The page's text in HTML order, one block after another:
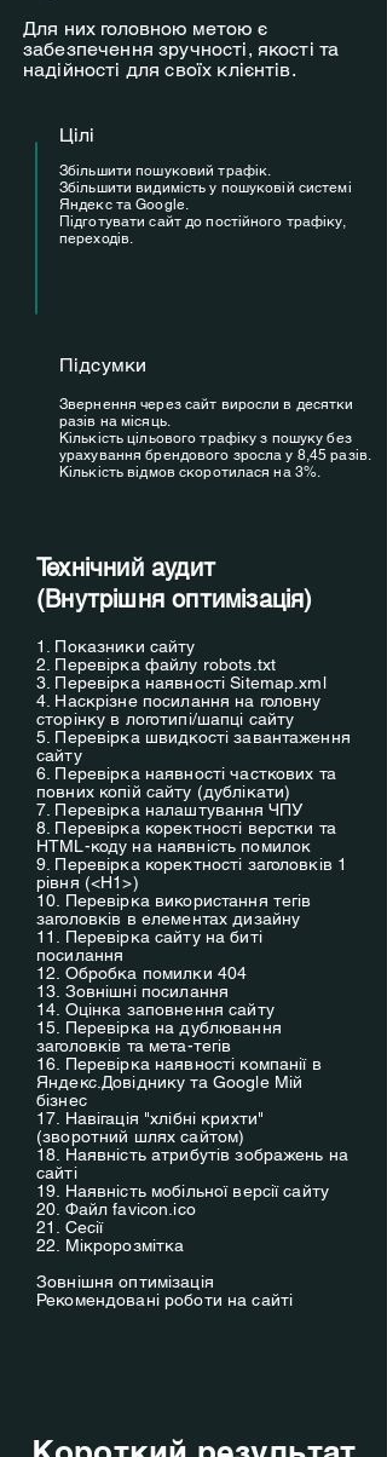
Для них головною метою є
забезпечення зручності, якості та
надійності для своїх клієнтів.
Цілі
Збільшити пошуковий трафік.
Збільшити видимість у пошуковій системі
Яндекс та Google.
Підготувати сайт до постійного трафіку,
переходів.
Підсумки
Звернення через сайт виросли в десятки
разів на місяць.
Кількість цільового трафіку з пошуку без
урахування брендового зросла у 8,45 разів.
Кількість відмов скоротилася на 3%.
Технічний аудит
(Внутрішня оптимізація)
1. Показники сайту
2. Перевірка файлу robots.txt
3. Перевірка наявності Sitemap.xml
4. Наскрізне посилання на головну
сторінку в логотипі/шапці сайту
5. Перевірка швидкості завантаження
сайту
6. Перевірка наявності часткових та
повних копій сайту (дублікати)
7. Перевірка налаштування ЧПУ
8. Перевірка коректності верстки та
HTML-коду на наявність помилок
9. Перевірка коректності заголовків 1
рівня (<H1>)
10. Перевірка використання тегів
заголовків в елементах дизайну
11. Перевірка сайту на биті
посилання
12. Обробка помилки 404
13. Зовнішні посилання
14. Оцінка заповнення сайту
15. Перевірка на дублювання
заголовків та мета-тегів
16. Перевірка наявності компанії в
Яндекс.Довіднику та Google Мій
бізнес
17. Навігація "хлібні крихти"
(зворотний шлях сайтом)
18. Наявність атрибутів зображень на
сайті
19. Наявність мобільної версії сайту
20. Файл favicon.ico
21. Сесії
22. Мікророзмітка
Зовнішня оптимізація
Рекомендовані роботи на сайті